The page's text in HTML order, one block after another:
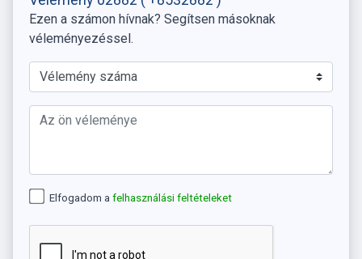
Ezen a számon hívnak? Segítsen másoknak
véleményezéssel.
Elfogadom a felhasználási feltételeket